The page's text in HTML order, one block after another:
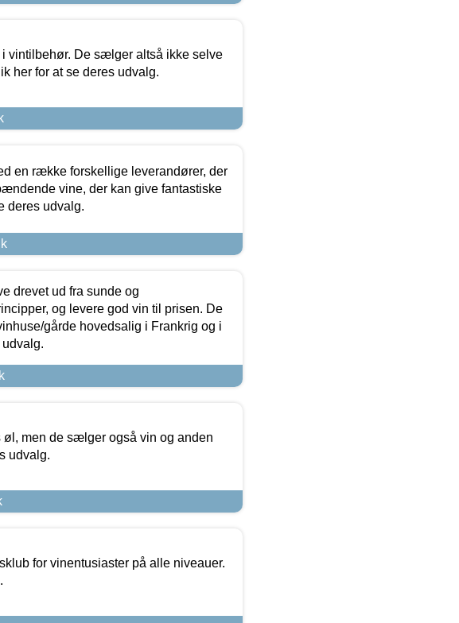
vintilbehør. De sælger altså ikke selve
her for at se deres udvalg.
en række forskellige leverandører, der
vine, der kan give fantastiske
deres udvalg.
drevet ud fra sunde og
og levere god vin til prisen. De
gårde hovedsalig i Frankrig og i
udvalg.
øl, men de sælger også vin og anden
udvalg.
for vinentusiaster på alle niveauer.